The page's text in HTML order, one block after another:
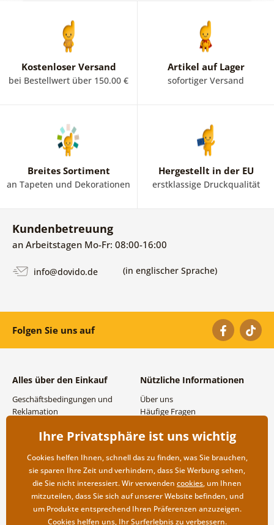
Kostenloser Versand
bei Bestellwert über 150.00 €
Artikel auf Lager
sofortiger Versand
Breites Sortiment
an Tapeten und Dekorationen
Hergestellt in der EU
erstklassige Druckqualität
Kundenbetreuung
an Arbeitstagen Mo-Fr: 08:00-16:00
info@dovido.de (in englischer Sprache)
Folgen Sie uns auf
Alles über den Einkauf
Geschäftsbedingungen und
Reklamation
Versand- und
Rücksendung der Ware
Nützliche Informationen
Über uns
Häufige Fragen
Großhandel und
Ihre Privatsphäre ist uns wichtig
Cookies helfen Ihnen, schnell das zu finden, was Sie brauchen,
sie sparen Ihre Zeit und verhindern, dass Sie Werbung sehen,
die Sie nicht interessiert. Wir verwenden cookies, um Ihnen
mitzuteilen, dass Sie sich auf unserer Website befinden, und
um Produkte entsprechend Ihren Präferenzen anzuzeigen.
Cookies helfen uns, Ihr Surferlebnis zu verbessern.